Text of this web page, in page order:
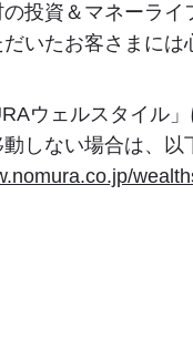
投資＆マネーライ
いたお客さまには
ウェルスタイル」
しない場合は、以